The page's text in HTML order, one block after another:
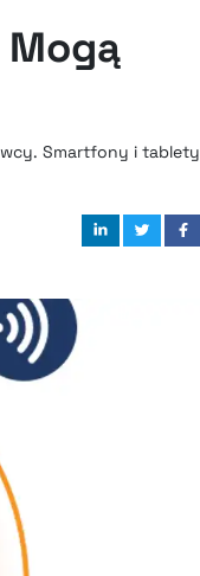
Smartfony i tablety